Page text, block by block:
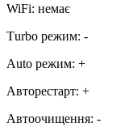
WiFi: немає
Тurbo режим: -
Аuto режим: +
Авторестарт: +
Автоочищення: -